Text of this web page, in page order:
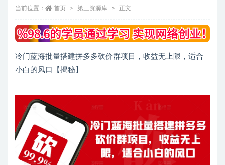
当前位置： 首页 第三资源库 正文
冷门蓝海批量搭建拼多多砍价群项目，收益无上限，适合
小白的风口【揭秘】